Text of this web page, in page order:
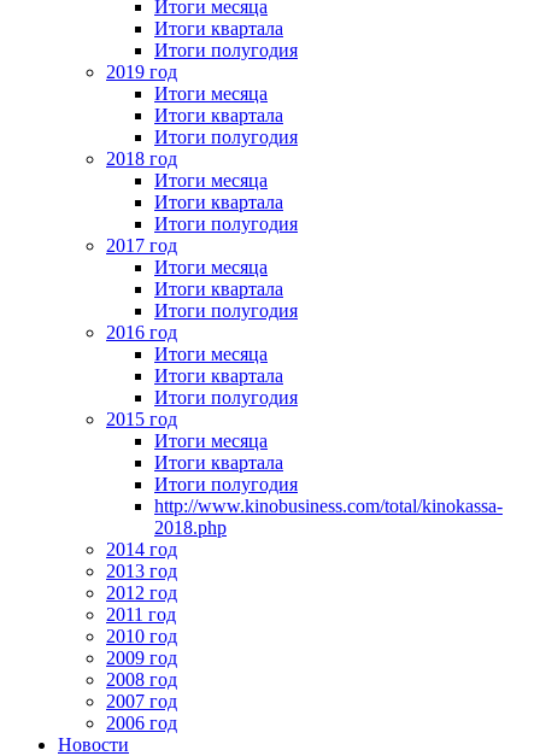
Итоги месяца
Итоги квартала
Итоги полугодия
2019 год
Итоги месяца
Итоги квартала
Итоги полугодия
2018 год
Итоги месяца
Итоги квартала
Итоги полугодия
2017 год
Итоги месяца
Итоги квартала
Итоги полугодия
2016 год
Итоги месяца
Итоги квартала
Итоги полугодия
2015 год
Итоги месяца
Итоги квартала
Итоги полугодия
http://www.kinobusiness.com/total/kinokassa-
2018.php
2014 год
2013 год
2012 год
2011 год
2010 год
2009 год
2008 год
2007 год
2006 год
Новости